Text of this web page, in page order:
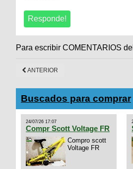
Para escribir COMENTARIOS
ANTERIOR
Buscados para comprar
24/07/26 17:07
Compr Scott Voltage FR
Compro scott
Voltage FR